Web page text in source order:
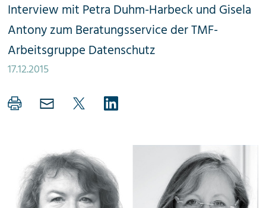
Interview mit Petra Duhm-Harbeck und Gisela
Antony zum Beratungsservice der TMF-
Arbeitsgruppe Datenschutz
17.12.2015